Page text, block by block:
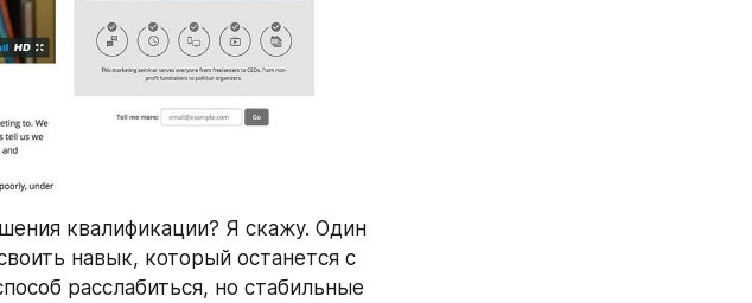
квалификации? Я скажу. Один
навык, который останется с
расслабиться, но стабильные